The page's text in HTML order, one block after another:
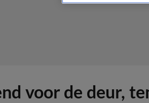
voor de deur,